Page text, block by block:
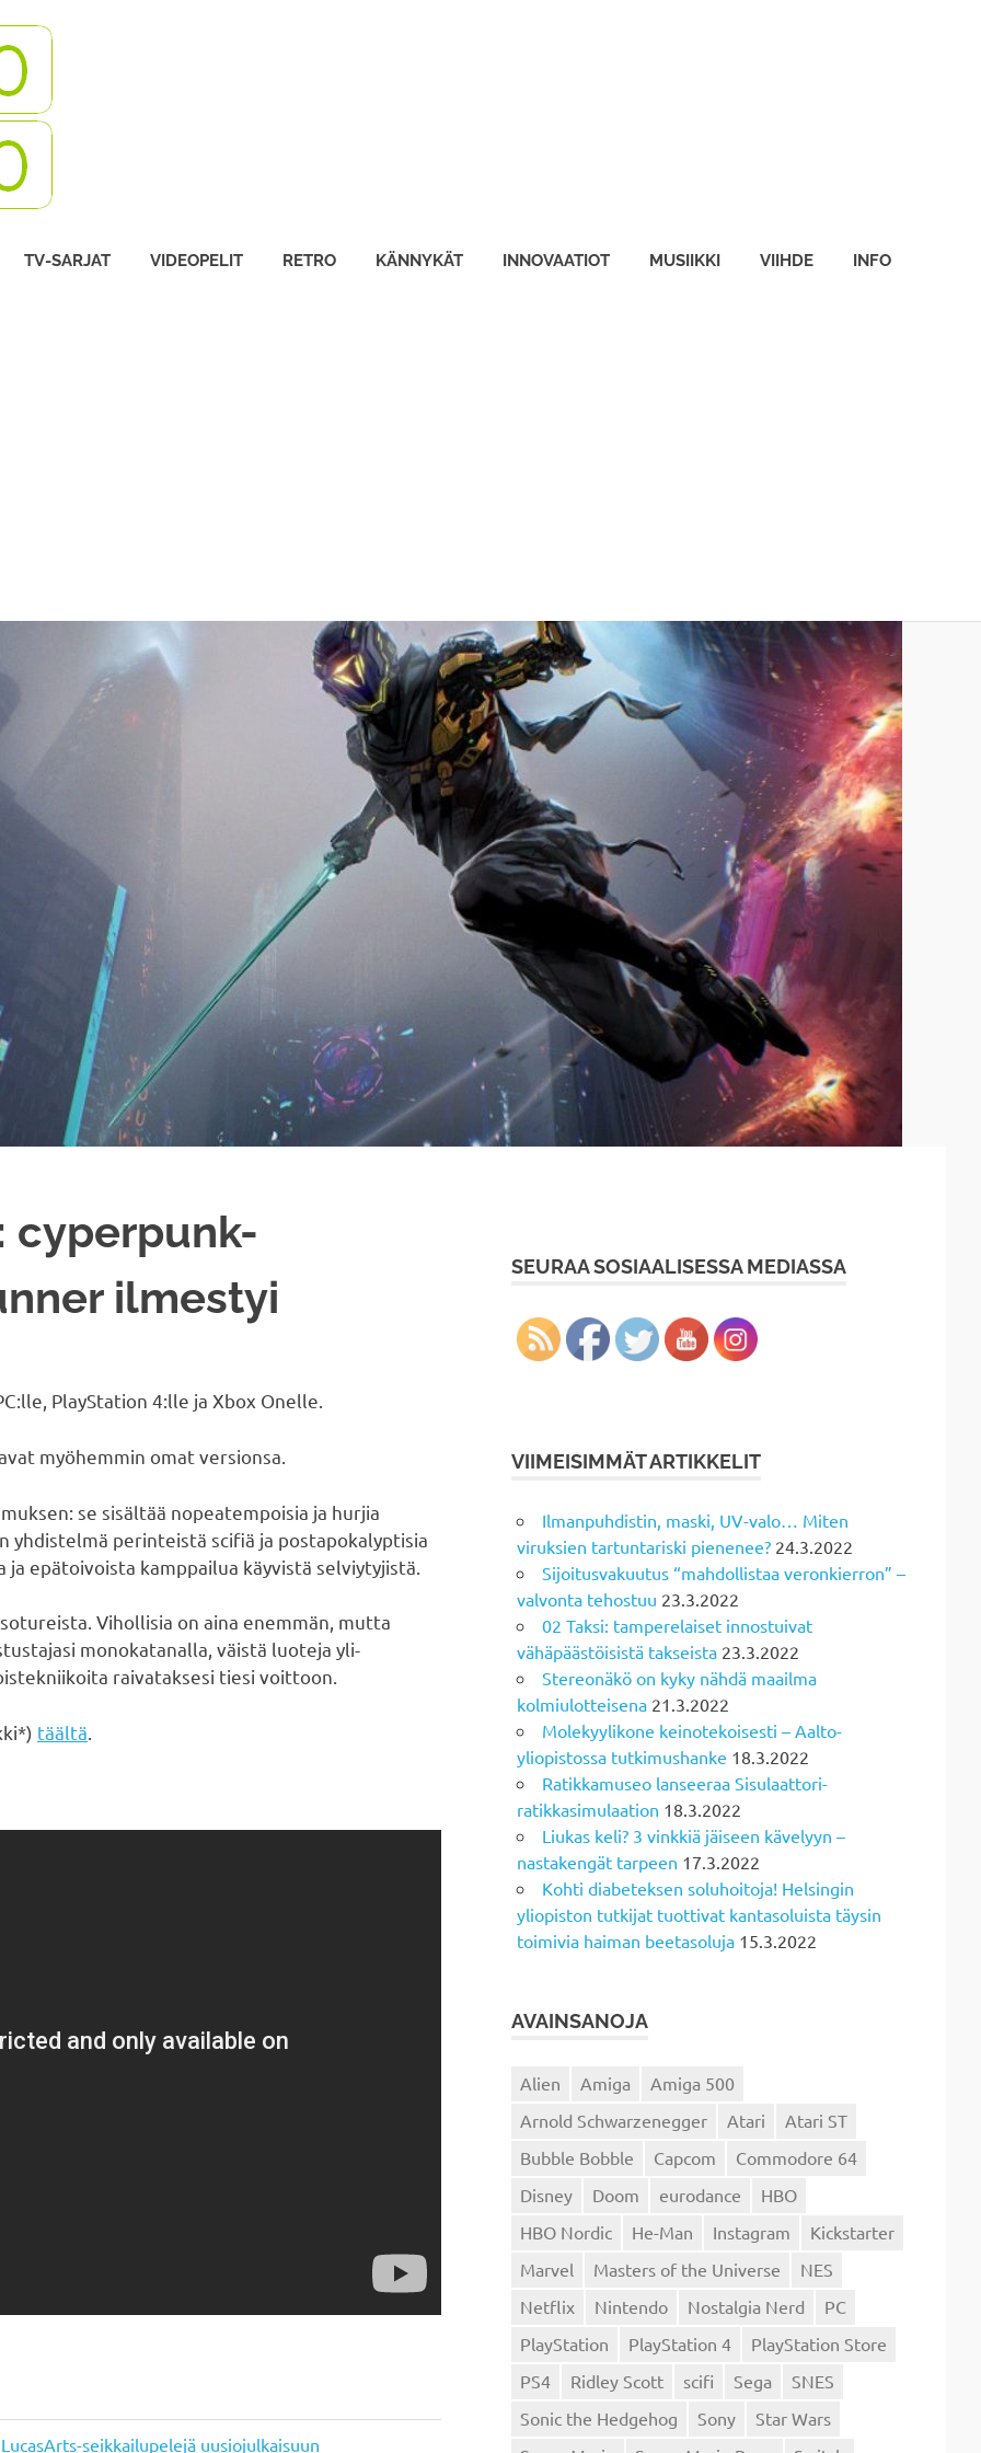
TV-SARJAT VIDEOPELIT RETRO KÄNNYKÄT INNOVAATIOT MUSIIKKI VIIHDE INFO
cyperpunk-
ilmestyi
PlayStation 4:lle ja Xbox Onelle.
myöhemmin omat versionsa.
se sisältää nopeatempoisia ja hurjia
yhdistelmä perinteistä scifiä ja postapokalyptisia
epätoivoista kamppailua käyvistä selviytyjistä.
Vihollisia on aina enemmän, mutta
monokatanalla, väistä luoteja yli-
raivataksesi tiesi voittoon.
täältä
seikkailupelejä uusiojulkaisuun
SEURAA SOSIAALISESSA MEDIASSA
VIIMEISIMMÄT ARTIKKELIT
Ilmanpuhdistin, maski, UV-valo… Miten
viruksien tartuntariski pienenee? 24.3.2022
Sijoitusvakuutus “mahdollistaa veronkierron” –
valvonta tehostuu 23.3.2022
02 Taksi: tamperelaiset innostuivat
vähäpäästöisistä takseista 23.3.2022
Stereonäkö on kyky nähdä maailma
kolmiulotteisena 21.3.2022
Molekyylikone keinotekoisesti – Aalto-
yliopistossa tutkimushanke 18.3.2022
Ratikkamuseo lanseeraa Sisulaattori-
ratikkasimulaation 18.3.2022
Liukas keli? 3 vinkkiä jäiseen kävelyyn –
nastakengät tarpeen 17.3.2022
Kohti diabeteksen soluhoitoja! Helsingin
yliopiston tutkijat tuottivat kantasoluista täysin
toimivia haiman beetasoluja 15.3.2022
AVAINSANOJA
Alien Amiga
Amiga 500
Arnold Schwarzenegger
Atari
Atari ST
Bubble Bobble
Capcom
Commodore 64
Disney
Doom eurodance
HBO
HBO Nordic
He-Man Instagram
Kickstarter
Marvel
Masters of the Universe
NES
Netflix
Nintendo Nostalgia Nerd
PC
PlayStation
PlayStation 4
PlayStation Store
PS4
Ridley Scott scifi Sega
SNES
Sonic the Hedgehog
Sony
Star Wars